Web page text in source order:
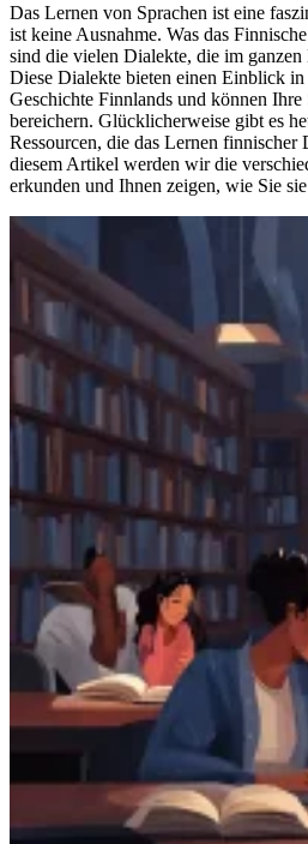
Das Lernen von Sprachen ist eine
ist keine Ausnahme. Was das
sind die vielen Dialekte, die im ganzen
Diese Dialekte bieten einen Einblick in
Geschichte Finnlands und können Ihre
bereichern. Glücklicherweise gibt es
Ressourcen, die das Lernen finnischer
diesem Artikel werden wir die
erkunden und Ihnen zeigen, wie Sie